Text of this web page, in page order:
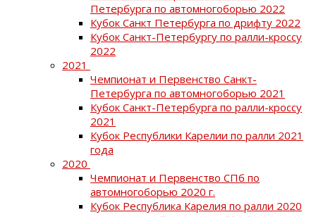
Петербурга по автомногоборью 2022
Кубок Санкт Петербурга по дрифту 2022
Кубок Санкт-Петербургу по ралли-кроссу
2022
2021
Чемпионат и Первенство Санкт-
Петербурга по автомногоборью 2021
Кубок Санкт-Петербурга по ралли-кроссу
2021
Кубок Республики Карелии по ралли 2021
года
2020
Чемпионат и Первенство СПб по
автомногоборью 2020 г.
Кубок Республика Карелия по ралли 2020